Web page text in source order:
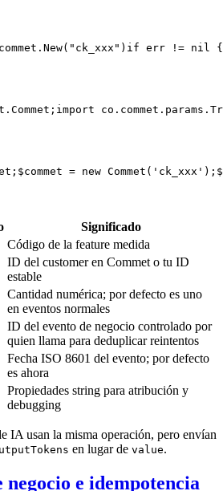
if err != nil {
import
$commet = new Commet('ck_xxx');
Significado
Código de la feature medida
ID del customer en Commet o tu ID
estable
Cantidad numérica; por defecto es uno
en eventos normales
ID del evento de negocio controlado por
quien llama para deduplicar reintentos
Fecha ISO 8601 del evento; por defecto
es ahora
Propiedades string para atribución y
debugging
IA usan la misma operación, pero envían
en lugar de value.
negocio e idempotencia